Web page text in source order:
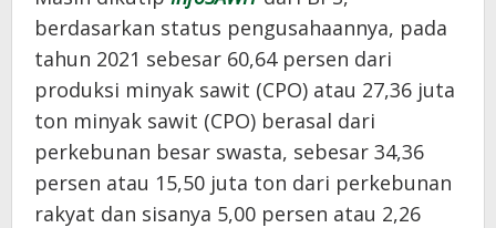
berdasarkan status pengusahaannya, pada
tahun 2021 sebesar 60,64 persen dari
produksi minyak sawit (CPO) atau 27,36 juta
ton minyak sawit (CPO) berasal dari
perkebunan besar swasta, sebesar 34,36
persen atau 15,50 juta ton dari perkebunan
rakyat dan sisanya 5,00 persen atau 2,26